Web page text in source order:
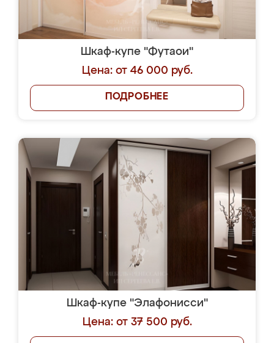
Шкаф-купе "Футаои"
Цена: от 46 000 руб.
ПОДРОБНЕЕ
Шкаф-купе "Элафонисси"
Цена: от 37 500 руб.